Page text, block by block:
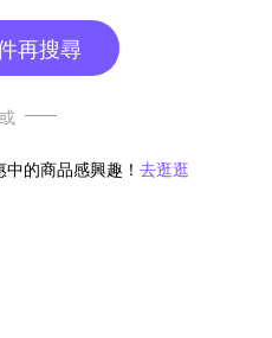
再搜尋
或
的商品感興趣！ 去逛逛